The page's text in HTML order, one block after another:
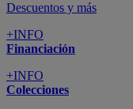
Descuentos y más
+INFO
Financiación
+INFO
Colecciones